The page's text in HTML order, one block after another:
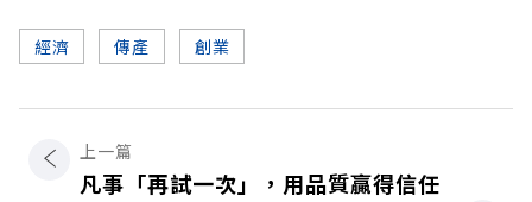
經濟 傳產 創業
上一篇
凡事「再試一次」，用品質贏得信任